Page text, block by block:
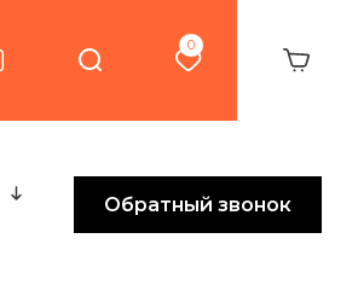
0
Обратный звонок